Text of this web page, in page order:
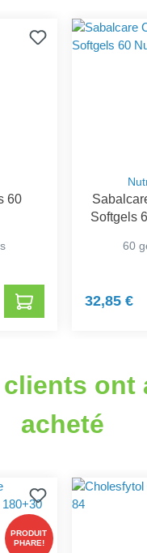
60
Softgels
60
32,85 €
ont
acheté
PRODUIT
PHARE!